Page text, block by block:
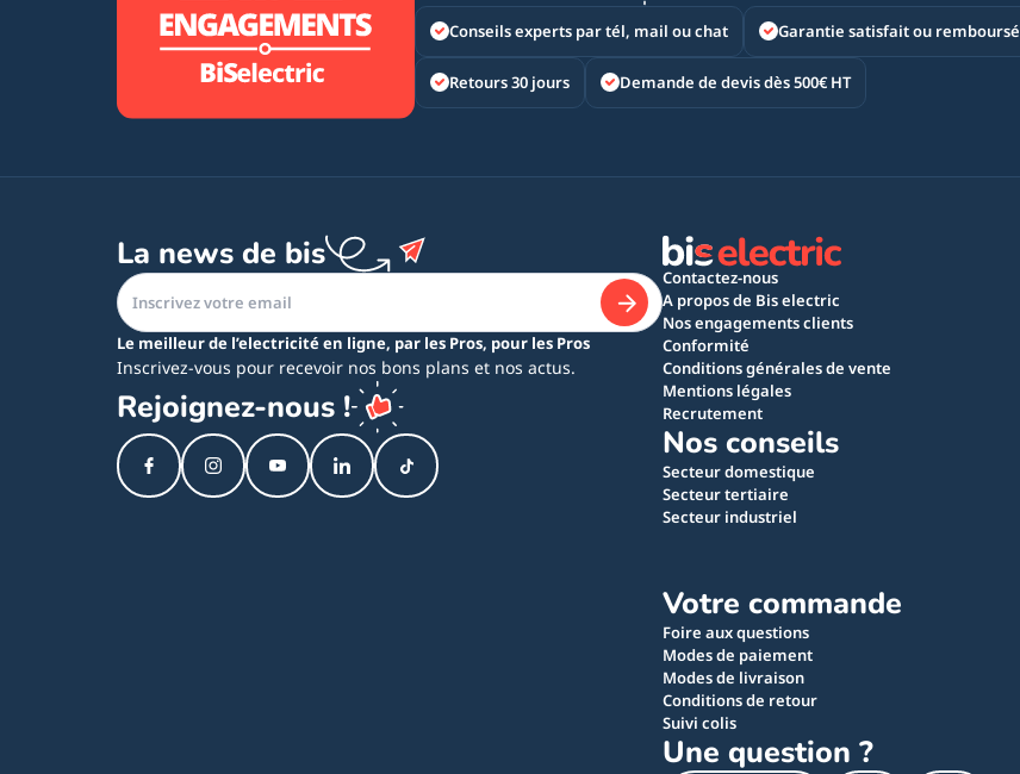
Conseils experts par tél, mail ou chat Garantie satisfait ou remboursé
Retours 30 jours Demande de devis dès 500€ HT
La news de bis
Le meilleur de l’electricité en ligne, par les Pros, pour les Pros
Inscrivez-vous pour recevoir nos bons plans et nos actus.
Rejoignez-nous !
Contactez-nous
A propos de Bis electric
Nos engagements clients
Conformité
Conditions générales de vente
Mentions légales
Recrutement
Nos conseils
Secteur domestique
Secteur tertiaire
Secteur industriel
Votre commande
Foire aux questions
Modes de paiement
Modes de livraison
Conditions de retour
Suivi colis
Une question ?